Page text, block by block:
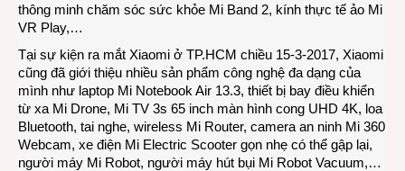
và
động
thông minh chăm sóc sức khỏe Mi Band 2, kính thực tế ảo Mi
VR Play,…
Tại sự kiện ra mắt Xiaomi ở TP.HCM chiều 15-3-2017, Xiaomi
cũng đã giới thiệu nhiều sản phẩm công nghệ đa dạng của
mình như laptop Mi Notebook Air 13.3, thiết bị bay điều khiển
từ xa Mi Drone, Mi TV 3s 65 inch màn hình cong UHD 4K, loa
Bluetooth, tai nghe, wireless Mi Router, camera an ninh Mi 360
Webcam, xe điện Mi Electric Scooter gọn nhẹ có thể gập lại,
người máy Mi Robot, người máy hút bụi Mi Robot Vacuum,…